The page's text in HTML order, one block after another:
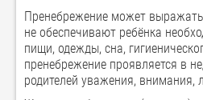
Пренебрежение может
не обеспечивают ребёнка
пищи, одежды, сна,
пренебрежение проявляется в
родителей уважения, внимания,